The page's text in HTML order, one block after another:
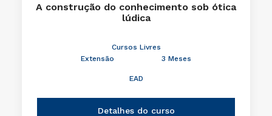
A construção do conhecimento sob ótica
lúdica
Cursos Livres
Extensão
3 Meses
EAD
Detalhes do curso